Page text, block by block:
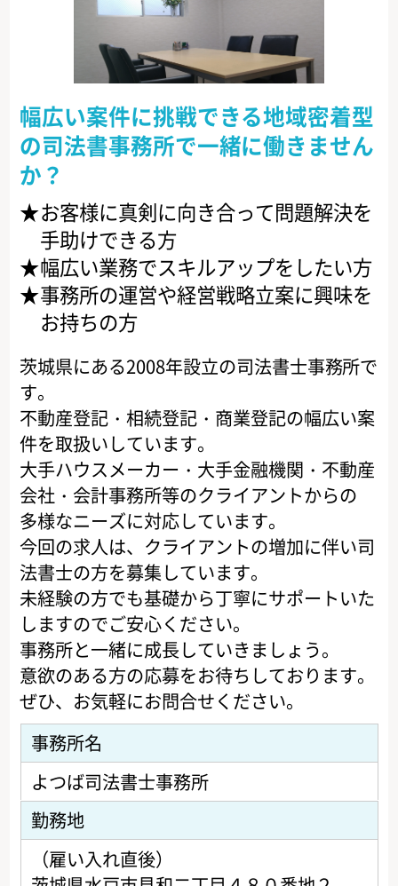
幅広い案件に挑戦できる地域密着型
の司法書事務所で一緒に働きません
か？
お客様に真剣に向き合って問題解決を
手助けできる方
幅広い業務でスキルアップをしたい方
事務所の運営や経営戦略立案に興味を
お持ちの方
茨城県にある2008年設立の司法書士事務所で
す。
不動産登記・相続登記・商業登記の幅広い案
件を取扱いしています。
大手ハウスメーカー・大手金融機関・不動産
会社・会計事務所等のクライアントからの
多様なニーズに対応しています。
今回の求人は、クライアントの増加に伴い司
法書士の方を募集しています。
未経験の方でも基礎から丁寧にサポートいた
しますのでご安心ください。
事務所と一緒に成長していきましょう。
意欲のある方の応募をお待ちしております。
ぜひ、お気軽にお問合せください。
事務所名
よつば司法書士事務所
勤務地
（雇い入れ直後）